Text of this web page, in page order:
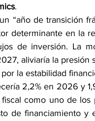
.
“año de transición
determinante en la
de inversión. La
aliviaría la presión
la estabilidad
2,2% en 2026 y
como uno de los
de financiamiento y